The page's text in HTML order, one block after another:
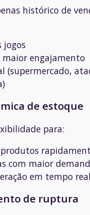
histórico de
jogos
maior engajamento
(supermercado,
de estoque
para:
com maior
em tempo real
de ruptura